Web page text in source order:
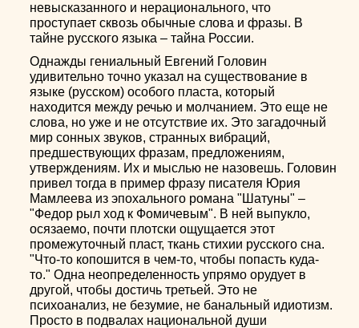
невысказанного и нерационального, что
проступает сквозь обычные слова и фразы. В
тайне русского языка – тайна России.
Однажды гениальный Евгений Головин
удивительно точно указал на существование в
языке (русском) особого пласта, который
находится между речью и молчанием. Это еще не
слова, но уже и не отсутствие их. Это загадочный
мир сонных звуков, странных вибраций,
предшествующих фразам, предложениям,
утверждениям. Их и мыслью не назовешь. Головин
привел тогда в пример фразу писателя Юрия
Мамлеева из эпохального романа "Шатуны" –
"Федор рыл ход к Фомичевым". В ней выпукло,
осязаемо, почти плотски ощущается этот
промежуточный пласт, ткань стихии русского сна.
"Что-то копошится в чем-то, чтобы попасть куда-
то." Одна неопределенность упрямо орудует в
другой, чтобы достичь третьей. Это не
психоанализ, не безумие, не банальный идиотизм.
Просто в подвалах национальной души